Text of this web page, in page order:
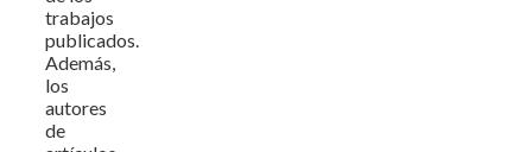
trabajos
publicados.
Además,
los
autores
de